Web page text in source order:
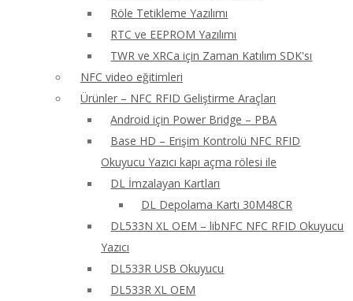
Röle Tetikleme Yazılımı
RTC ve EEPROM Yazılımı
TWR ve XRCa için Zaman Katılım SDK'sı
NFC video eğitimleri
Ürünler – NFC RFID Geliştirme Araçları
Android için Power Bridge – PBA
Base HD – Erişim Kontrolü NFC RFID
Okuyucu Yazıcı kapı açma rölesi ile
DL İmzalayan Kartları
DL Depolama Kartı 30M48CR
DL533N XL OEM – libNFC NFC RFID Okuyucu
Yazıcı
DL533R USB Okuyucu
DL533R XL OEM